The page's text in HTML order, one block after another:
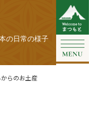
の日常の様子
らのお土産